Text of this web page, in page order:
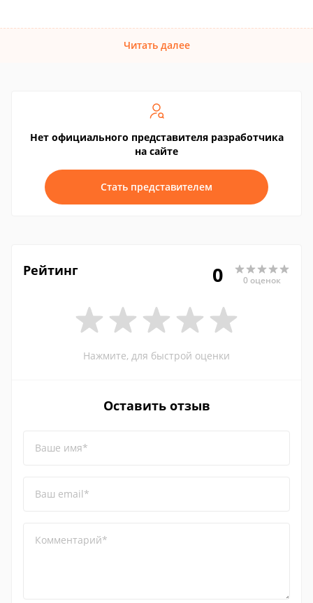
Читать далее
Нет официального представителя разработчика
на сайте
Стать представителем
Рейтинг 0 0 оценок
Нажмите, для быстрой оценки
Оставить отзыв
Ваше имя*
Ваш email*
Комментарий*